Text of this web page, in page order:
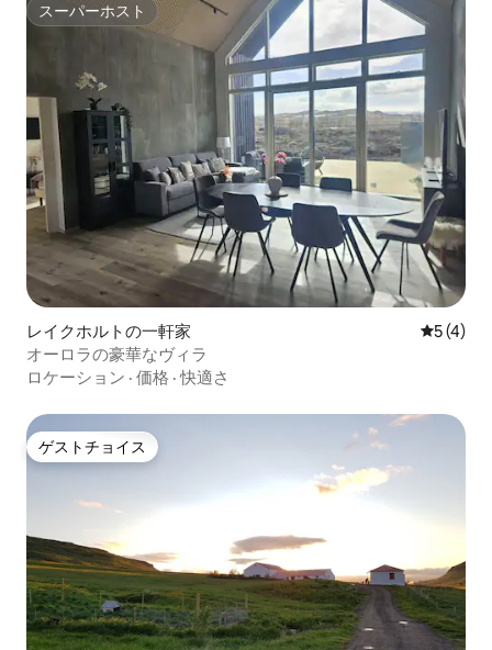
スーパーホスト
スーパーホスト
レイクホルトの一軒家 レビュー
5 (4)
オーロラの豪華なヴィラ
ロケーション · 価格 ·快適さ
ゲストチョイス
ゲストチョイス